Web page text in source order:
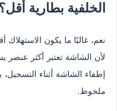
الخلفية بطارية
نعم، غالبًا ما يكون الاستهلاك
لأن الشاشة تعتبر أكثر عنصر
إطفاء الشاشة أثناء
ملحوظ.